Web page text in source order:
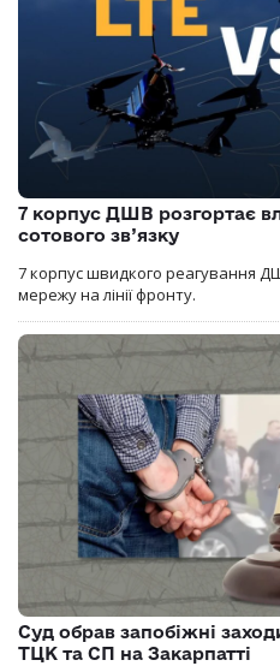
7 корпус ДШВ розгортає
сотового зв’язку
7 корпус швидкого реагування
мережу на лінії фронту.
Суд обрав запобіжні
ТЦК та СП на Закарпатті